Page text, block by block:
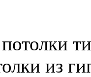
потолки
из